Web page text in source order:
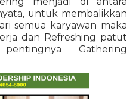
untuk membalikkan
semua karyawan maka
dan Refreshing patut
Gathering